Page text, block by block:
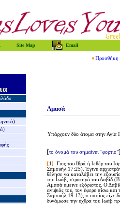
Site Map Email
Προσθήκη
Αμασά
Υπάρχουν δύο άτομα στην
[το όνομά του σημαίνει "φορτίο"]
[1 ] Γιος του Ιθρά ή Ιεθέρ του
Σαμουήλ 17:25). Έγινε
θέλησε να καταλάβει την
του Ιωάβ, στρατηγό του Δαβίδ
Αμασά έμεινε εξόριστος. Ο
ανιψιός του, τον έφερε πίσω
Σαμουήλ 19:13) , ο οποίος
δυνάμωσε την έχθρα του Ιωάβ